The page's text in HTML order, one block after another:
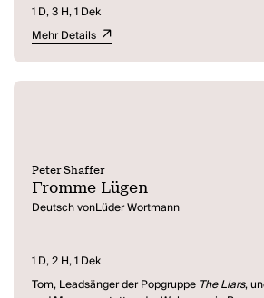
1 D, 3 H, 1 Dek
Mehr Details
Peter Shaffer
Fromme Lügen
Deutsch vonLüder Wortmann
1 D, 2 H, 1 Dek
Tom, Leadsänger der Popgruppe The Liars,